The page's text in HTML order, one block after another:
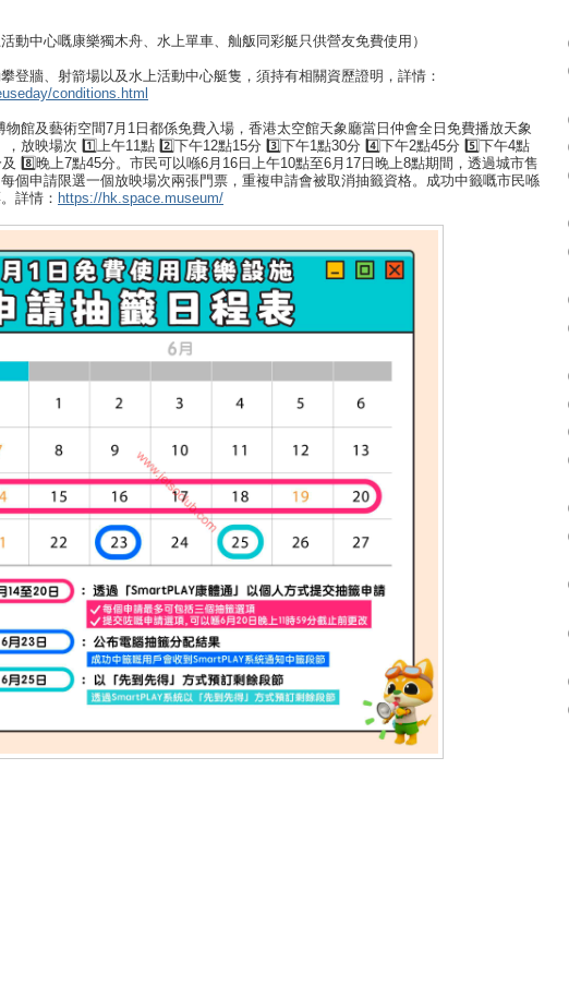
動中心嘅康樂獨木舟、水上單車、舢舨同彩艇只供營友免費使用）
登牆、射箭場以及水上活動中心艇隻，須持有相關資歷證明，詳情：
conditions.html
館及藝術空間7月1日都係免費入場，香港太空館天象廳當日仲會全日免費播放天象
放映場次 1️⃣上午11點 2️⃣下午12點15分 3️⃣下午1點30分 4️⃣下午2點45分 5️⃣下午4點
8️⃣晚上7點45分。市民可以喺6月16日上午10點至6月17日晚上8點期間，透過城市售
個申請限選一個放映場次兩張門票，重複申請會被取消抽籤資格。成功中籤嘅市民喺
詳情： https://hk.space.museum/